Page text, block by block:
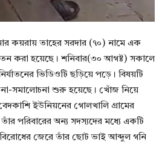
কয়রায় তাহের সরদার (৭০) নামে এক
করা হয়েছে। শনিবার(৩০ আগষ্ট) সকালে
ভিডিওটি ছড়িয়ে পড়ে। বিষয়টি
সমালোচনা শুরু হয়েছে। খোঁজ নিয়ে
ইউনিয়নের গোলখালি গ্রামের
তাঁর পরিবারের অন্য সদস্যদের মধ্যে একটি
জেরে তাঁর ছোট ভাই আব্দুল গনি